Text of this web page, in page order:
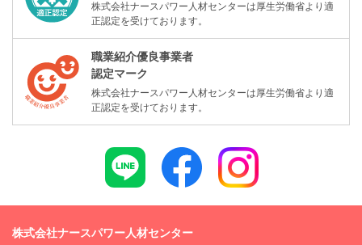
株式会社ナースパワー人材センターは厚生労働省より適
正認定を受けております。
職業紹介優良事業者
認定マーク
株式会社ナースパワー人材センターは厚生労働省より適
正認定を受けております。
株式会社ナースパワー人材センター